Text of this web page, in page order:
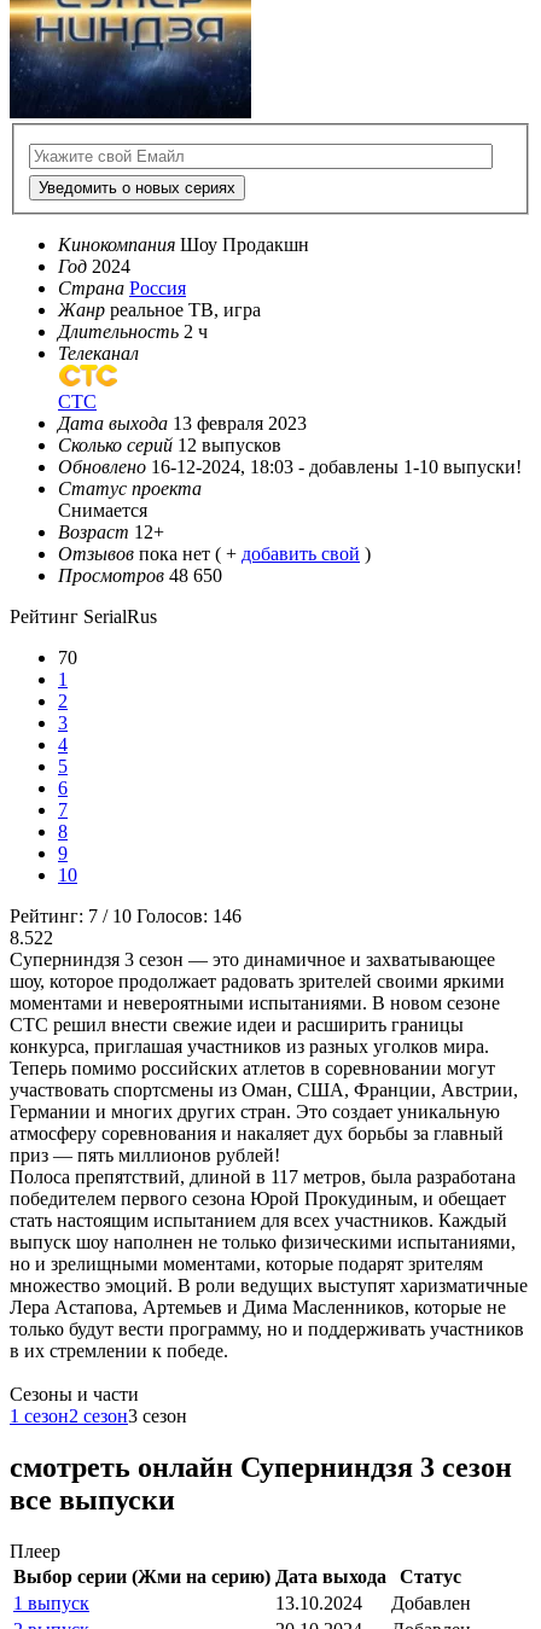
Уведомить о новых сериях
Кинокомпания Шоу Продакшн
Год 2024
Страна Россия
Жанр реальное ТВ, игра
Длительность 2 ч
Телеканал
СТС
Дата выхода 13 февраля 2023
Сколько серий 12 выпусков
Обновлено 16-12-2024, 18:03 - добавлены 1-10 выпуски!
Статус проекта
Снимается
Возраст 12+
Отзывов пока нет ( + добавить свой )
Просмотров 48 650
Рейтинг SerialRus
70
1
2
3
4
5
6
7
8
9
10
Рейтинг: 7 / 10 Голосов: 146
8.522
Суперниндзя 3 сезон — это динамичное и захватывающее
шоу, которое продолжает радовать зрителей своими яркими
моментами и невероятными испытаниями. В новом сезоне
СТС решил внести свежие идеи и расширить границы
конкурса, приглашая участников из разных уголков мира.
Теперь помимо российских атлетов в соревновании могут
участвовать спортсмены из Оман, США, Франции, Австрии,
Германии и многих других стран. Это создает уникальную
атмосферу соревнования и накаляет дух борьбы за главный
приз — пять миллионов рублей!
Полоса препятствий, длиной в 117 метров, была разработана
победителем первого сезона Юрой Прокудиным, и обещает
стать настоящим испытанием для всех участников. Каждый
выпуск шоу наполнен не только физическими испытаниями,
но и зрелищными моментами, которые подарят зрителям
множество эмоций. В роли ведущих выступят харизматичные
Лера Астапова, Артемьев и Дима Масленников, которые не
только будут вести программу, но и поддерживать участников
в их стремлении к победе.
Cезоны и части
1 сезон2 сезон3 сезон
смотреть онлайн Суперниндзя 3 сезон
все выпуски
Плеер
Выбор серии (Жми на серию) Дата выхода
Статус
1 выпуск
13.10.2024
Добавлен